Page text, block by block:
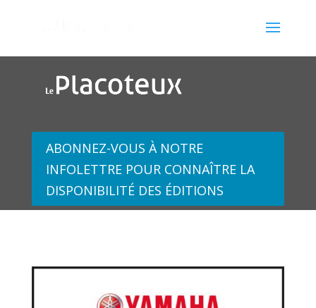
ABONNEZ-VOUS À NOTRE
INFOLETTRE POUR CONNAÎTRE LA
DISPONIBILITÉ DES ÉDITIONS